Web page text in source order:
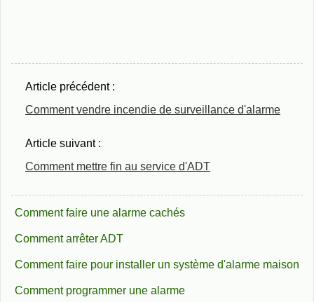
Article précédent :
Comment vendre incendie de surveillance d'alarme
Article suivant :
Comment mettre fin au service d'ADT
Comment faire une alarme cachés
Comment arrêter ADT
Comment faire pour installer un système d'alarme maison
Comment programmer une alarme